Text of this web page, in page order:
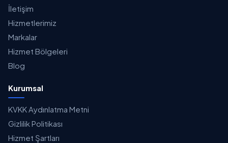
İletişim
Hizmetlerimiz
Markalar
Hizmet Bölgeleri
Blog
Kurumsal
KVKK Aydınlatma Metni
Gizlilik Politikası
Hizmet Şartları